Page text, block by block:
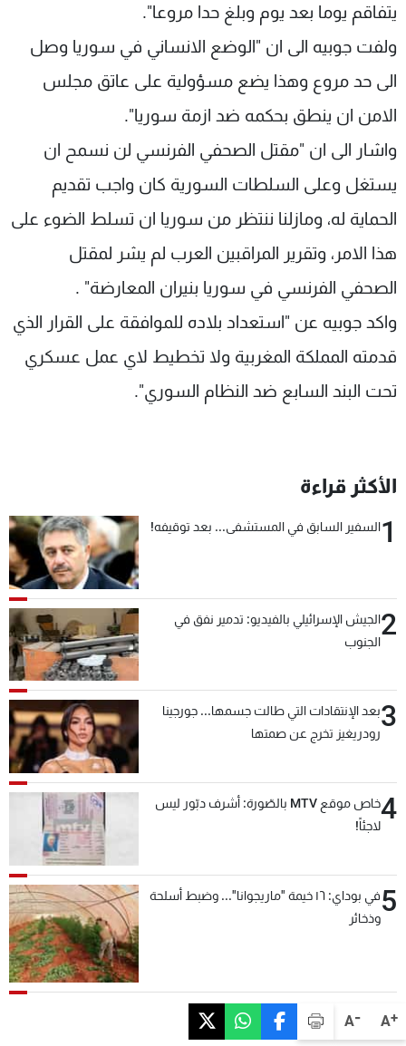
A+
A-
يتفاقم يوما بعد يوم وبلغ حدا مروعا".
ولفت جوبيه الى ان "الوضع الانساني في سوريا وصل
الى حد مروع وهذا يضع مسؤولية على عاتق مجلس
الامن ان ينطق بحكمه ضد ازمة سوريا".
واشار الى ان "مقتل الصحفي الفرنسي لن نسمح ان
يستغل وعلى السلطات السورية كان واجب تقديم
الحماية له، ومازلنا ننتظر من سوريا ان تسلط الضوء على
هذا الامر، وتقرير المراقبين العرب لم يشر لمقتل
الصحفي الفرنسي في سوريا بنيران المعارضة" .
واكد جوبيه عن "استعداد بلاده للموافقة على القرار الذي
قدمته المملكة المغربية ولا تخطيط لاي عمل عسكري
تحت البند السابع ضد النظام السوري".
الأكثر قراءة
1السفير السابق في المستشفى... بعد توقيفه!
2الجيش الإسرائيلي بالفيديو: تدمير نفق في
الجنوب
3بعد الإنتقادات التي طالت جسمها... جورجينا
رودريغيز تخرج عن صمتها
4
خاص موقع MTV بالصّورة: أشرف دبّور ليس
لاجئاً!
5
في بوداي: ١٦ خيمة "ماريجوانا"... وضبط أسلحة
وذخائر